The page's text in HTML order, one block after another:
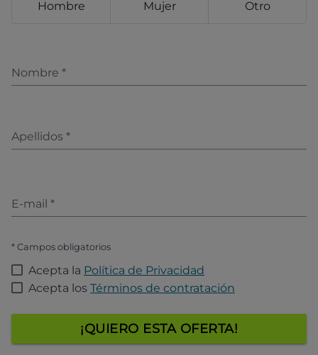
Hombre Mujer Otro
Nombre *
Apellidos *
E-mail *
* Campos obligatorios
Acepta la Política de Privacidad
Acepta los Términos de contratación
¡QUIERO ESTA OFERTA!